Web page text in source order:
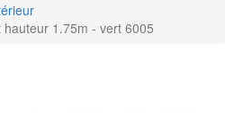
1.75m - vert 6005